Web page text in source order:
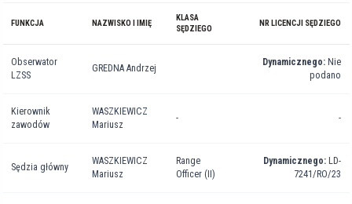
FUNKCJA NAZWISKO I IMIĘ
KLASA
SĘDZIEGO
NR LICENCJI SĘDZIEGO
Obserwator
LZSS
GREDNA Andrzej
Dynamicznego: Nie
podano
Kierownik
zawodów
WASZKIEWICZ
Mariusz
- -
Sędzia główny
WASZKIEWICZ
Mariusz
Range
Officer (II)
Dynamicznego: LD-
7241/RO/23